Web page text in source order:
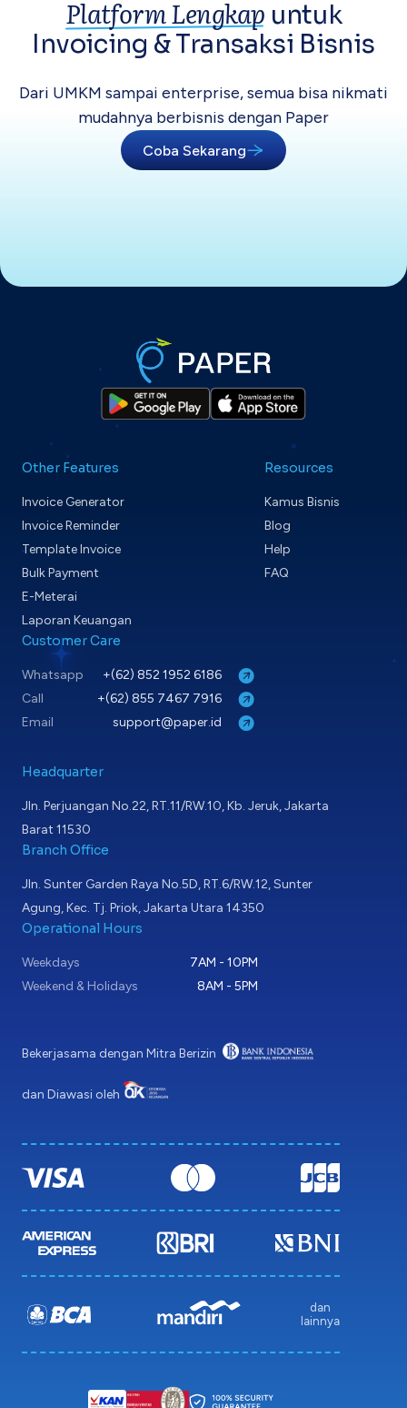
Platform Lengkap untuk
Invoicing &Transaksi Bisnis
Dari UMKM sampai enterprise, semua bisa nikmati
mudahnya berbisnis dengan Paper
Coba Sekarang
Other Features
Invoice Generator
Invoice Reminder
Template Invoice
Bulk Payment
E-Meterai
Laporan Keuangan
Resources
Kamus Bisnis
Blog
Help
FAQ
Customer Care
Whatsapp
+(62) 852 1952 6186
Call
+(62) 855 7467 7916
Email
support@paper.id
Headquarter
Jln. Perjuangan No.22, RT.11/RW.10, Kb. Jeruk, Jakarta
Barat 11530
Branch Office
Jln. Sunter Garden Raya No.5D, RT.6/RW.12, Sunter
Agung, Kec. Tj. Priok, Jakarta Utara 14350
Operational Hours
Weekdays
7AM - 10PM
Weekend & Holidays
8AM - 5PM
Bekerjasama dengan Mitra Berizin
dan Diawasi oleh
dan
lainnya